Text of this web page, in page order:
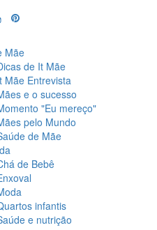
Mãe
de It Mãe
Mãe Entrevista
e o sucesso
"Eu mereço"
pelo Mundo
de Mãe
de Bebê
infantis
e nutrição